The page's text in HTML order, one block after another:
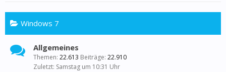
Windows 7
Allgemeines
Themen: 22.613 Beiträge: 22.910
Samstag um 10:31 Uhr